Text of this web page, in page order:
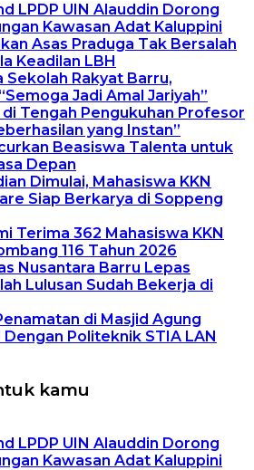
LPDP UIN Alauddin Dorong
Kawasan Adat Kaluppini
Asas Praduga Tak Bersalah
Keadilan LBH
Sekolah Rakyat Barru,
Jadi Amal Jariyah”
Tengah Pengukuhan Profesor
yang Instan”
Beasiswa Talenta untuk
Depan
Dimulai, Mahasiswa KKN
Siap Berkarya di Soppeng
Terima 362 Mahasiswa KKN
116 Tahun 2026
Nusantara Barru Lepas
Lulusan Sudah Bekerja di
di Masjid Agung
Politeknik STIA LAN
kamu
LPDP UIN Alauddin Dorong
Kawasan Adat Kaluppini